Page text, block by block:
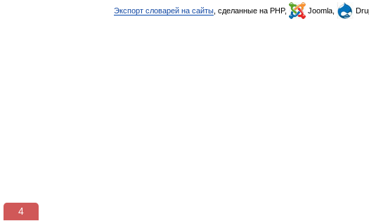
Экспорт словарей на сайты , сделанные на PHP, Joomla,
3